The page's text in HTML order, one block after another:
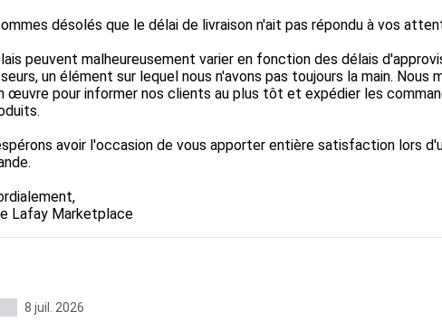
désolés que le délai de livraison n'ait pas répondu à vos
peuvent malheureusement varier en fonction des délais
un élément sur lequel nous n'avons pas toujours la main.
œuvre pour informer nos clients au plus tôt et expédier les
avoir l'occasion de vous apporter entière satisfaction lors
Lafay Marketplace
8 juil. 2026